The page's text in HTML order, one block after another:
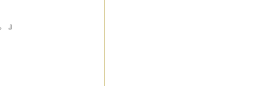
』